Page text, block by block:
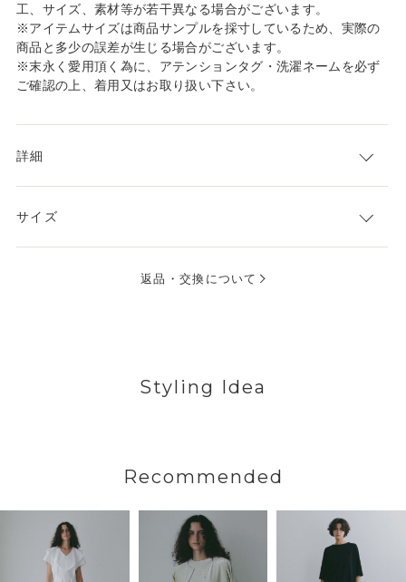
工、サイズ、素材等が若干異なる場合がございます。
※アイテムサイズは商品サンプルを採寸しているため、実際の
商品と多少の誤差が生じる場合がございます。
※末永く愛用頂く為に、アテンションタグ・洗濯ネームを必ず
ご確認の上、着用又はお取り扱い下さい。
詳細
サイズ
返品・交換について
Styling Idea
Recommended